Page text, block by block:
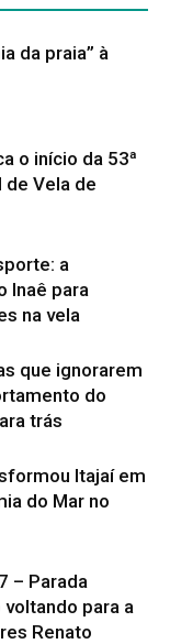
da praia” à
o início da 53ª
de Vela de
a
Inaê para
na vela
que ignorarem
do
trás
Itajaí em
do Mar no
– Parada
para a
Renato